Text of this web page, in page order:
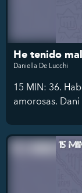
He tenido
Daniella De Lucchi
15 MIN: 36.
amorosas.